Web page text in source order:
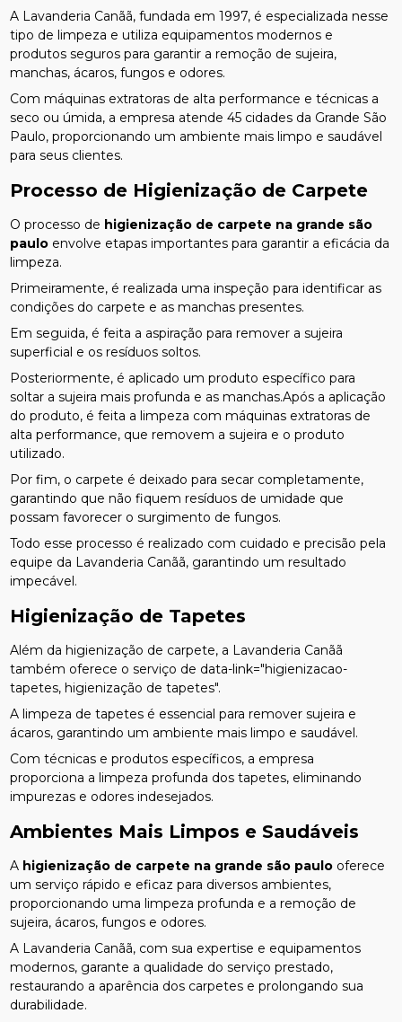
A Lavanderia Canãã, fundada em 1997, é especializada nesse
tipo de limpeza e utiliza equipamentos modernos e
produtos seguros para garantir a remoção de sujeira,
manchas, ácaros, fungos e odores.
Com máquinas extratoras de alta performance e técnicas a
seco ou úmida, a empresa atende 45 cidades da Grande São
Paulo, proporcionando um ambiente mais limpo e saudável
para seus clientes.
Processo de Higienização de Carpete
O processo de higienização de carpete na grande são
paulo envolve etapas importantes para garantir a eficácia da
limpeza.
Primeiramente, é realizada uma inspeção para identificar as
condições do carpete e as manchas presentes.
Em seguida, é feita a aspiração para remover a sujeira
superficial e os resíduos soltos.
Posteriormente, é aplicado um produto específico para
soltar a sujeira mais profunda e as manchas.Após a aplicação
do produto, é feita a limpeza com máquinas extratoras de
alta performance, que removem a sujeira e o produto
utilizado.
Por fim, o carpete é deixado para secar completamente,
garantindo que não fiquem resíduos de umidade que
possam favorecer o surgimento de fungos.
Todo esse processo é realizado com cuidado e precisão pela
equipe da Lavanderia Canãã, garantindo um resultado
impecável.
Higienização de Tapetes
Além da higienização de carpete, a Lavanderia Canãã
também oferece o serviço de data-link="higienizacao-
tapetes, higienização de tapetes".
A limpeza de tapetes é essencial para remover sujeira e
ácaros, garantindo um ambiente mais limpo e saudável.
Com técnicas e produtos específicos, a empresa
proporciona a limpeza profunda dos tapetes, eliminando
impurezas e odores indesejados.
Ambientes Mais Limpos e Saudáveis
A higienização de carpete na grande são paulo oferece
um serviço rápido e eficaz para diversos ambientes,
proporcionando uma limpeza profunda e a remoção de
sujeira, ácaros, fungos e odores.
A Lavanderia Canãã, com sua expertise e equipamentos
modernos, garante a qualidade do serviço prestado,
restaurando a aparência dos carpetes e prolongando sua
durabilidade.